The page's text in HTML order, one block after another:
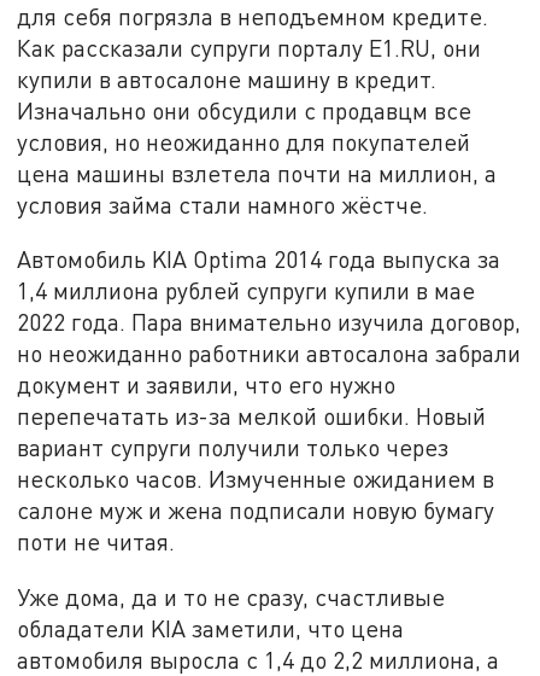
для себя погрязла в неподъемном кредите.
Как рассказали супруги порталу E1.RU, они
купили в автосалоне машину в кредит.
Изначально они обсудили с продавцм все
условия, но неожиданно для покупателей
цена машины взлетела почти на миллион, а
условия займа стали намного жёстче.
Автомобиль KIA Optima 2014 года выпуска за
1,4 миллиона рублей супруги купили в мае
2022 года. Пара внимательно изучила договор,
но неожиданно работники автосалона забрали
документ и заявили, что его нужно
перепечатать из-за мелкой ошибки. Новый
вариант супруги получили только через
несколько часов. Измученные ожиданием в
салоне муж и жена подписали новую бумагу
поти не читая.
Уже дома, да и то не сразу, счастливые
обладатели KIA заметили, что цена
автомобиля выросла с 1,4 до 2,2 миллиона, а